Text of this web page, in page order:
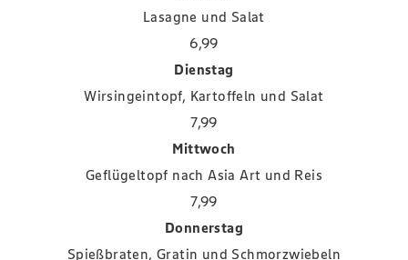
Lasagne und Salat
6,99
Dienstag
Wirsingeintopf, Kartoffeln und Salat
7,99
Mittwoch
Geflügeltopf nach Asia Art und Reis
7,99
Donnerstag
Spießbraten, Gratin und Schmorzwiebeln